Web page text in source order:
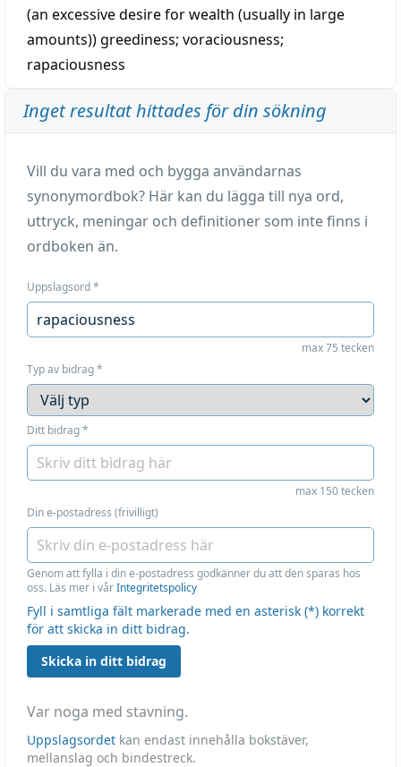
(an excessive desire for wealth (usually in large
amounts))greediness; voraciousness;
rapaciousness
Inget resultat hittades för din sökning
Vill du vara med och bygga användarnas
synonymordbok? Här kan du lägga till nya ord,
uttryck, meningar och definitioner som inte finns i
ordboken än.
Uppslagsord*
max 75 tecken
Typ av bidrag*
Ditt bidrag*
max 150 tecken
Din e-postadress (frivilligt)
Genom att fylla i din e-postadress godkänner du att den sparas hos
oss. Läs mer i vårIntegritetspolicy
Fyll i samtliga fält markerade med en asterisk (*) korrekt
för att skicka in ditt bidrag.
Skicka in ditt bidrag
Var noga med stavning.
Uppslagsordet kan endast innehålla bokstäver,
mellanslag och bindestreck.